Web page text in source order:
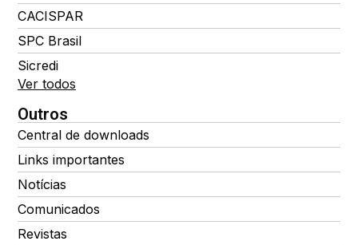
CACISPAR
SPC Brasil
Sicredi
Ver todos
Outros
Central de downloads
Links importantes
Notícias
Comunicados
Revistas